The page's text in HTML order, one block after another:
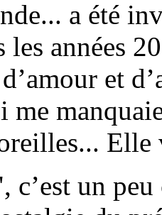
a été
années
et
me
c’est un